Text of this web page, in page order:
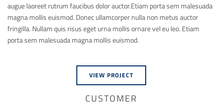
augue laoreet rutrum faucibus dolor auctor.Etiam porta sem malesuada
magna mollis euismod. Donec ullamcorper nulla non metus auctor
fringilla. Nullam quis risus eget urna mollis ornare vel eu leo. Etiam
porta sem malesuada magna mollis euismod.
VIEW PROJECT
CUSTOMER